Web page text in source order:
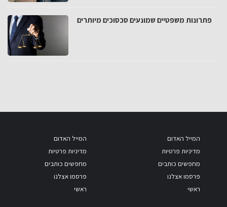
פתרונות משפטיים שמונעים סכסוכים מיותרים
המייל האדום
מדיניות פרטיות
מחפשים כותבים
פרסמו אצלנו
ראשי
המייל האדום
מדיניות פרטיות
מחפשים כותבים
פרסמו אצלנו
ראשי